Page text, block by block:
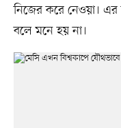
নিজের করে নেওয়া। এর
বলে মনে হয় না।